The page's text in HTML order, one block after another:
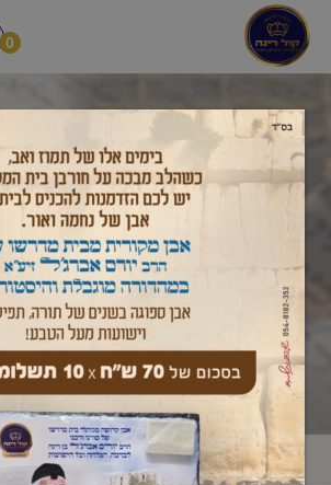
0
קהלת
ראשי/ שיעורי החיד"א/ קהלת